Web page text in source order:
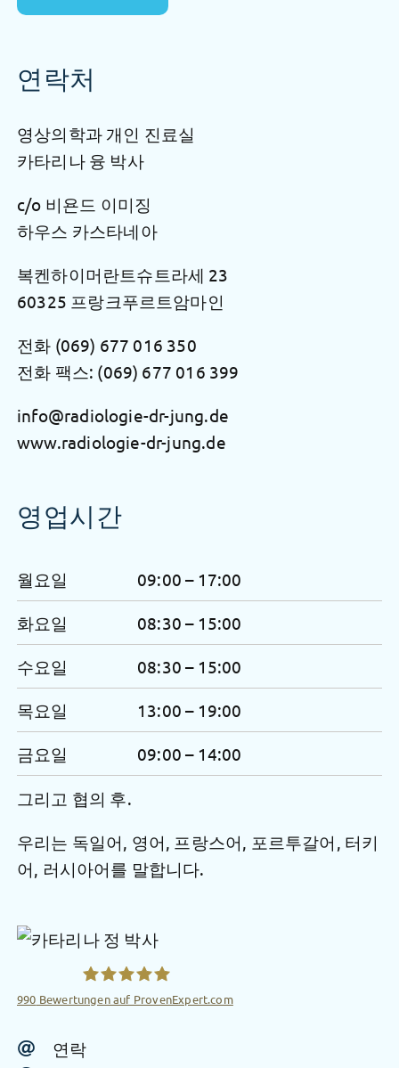
연락처
영상의학과 개인 진료실
카타리나 융 박사
c/o 비욘드 이미징
하우스 카스타네아
복켄하이머란트슈트라세 23
60325 프랑크푸르트암마인
전화 (069) 677 016 350
전화 팩스: (069) 677 016 399
info@radiologie-dr-jung.de
www.radiologie-dr-jung.de
영업시간
월요일 09:00 – 17:00
화요일 08:30 – 15:00
수요일 08:30 – 15:00
목요일 13:00 – 19:00
금요일 09:00 – 14:00
그리고 협의 후.
우리는 독일어, 영어, 프랑스어, 포르투갈어, 터키
어, 러시아어를 말합니다.
990 Bewertungen auf ProvenExpert.com
연락